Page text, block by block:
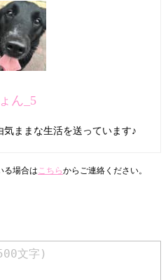
ん_5
ままな生活を送っています♪
る場合はこちらからご連絡ください。